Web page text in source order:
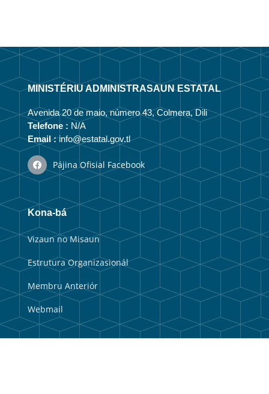
MINISTÉRIU ADMINISTRASAUN ESTATAL
Avenida 20 de maio, número 43, Colmera, Dili
Telefone : N/A
Email :info@estatal.gov.tl
Pájina Ofisial Facebook
Kona-bá
Vizaun no Misaun
Estrutura Organizasionál
Membru Anteriór
Webmail